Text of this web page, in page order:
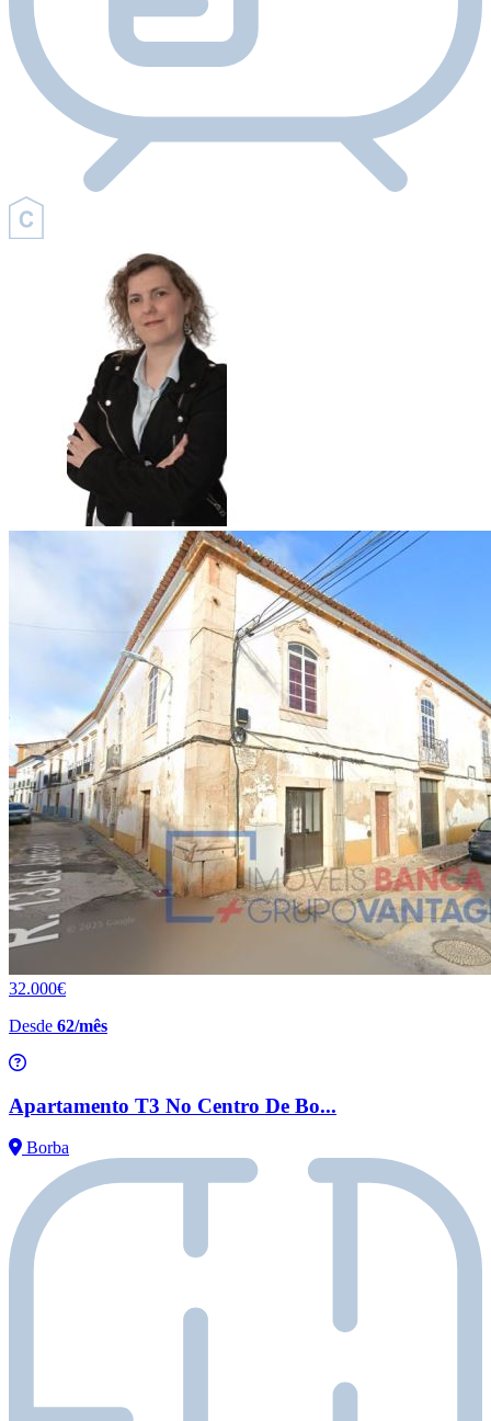
32.000€
Desde 62/mês
Apartamento T3 No Centro De Bo...
Borba